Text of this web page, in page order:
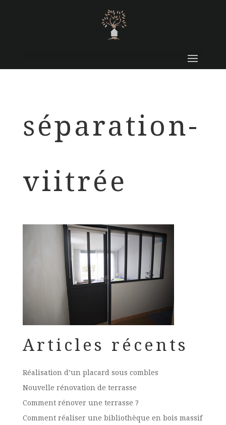
séparation-
viitrée
Articles récents
Réalisation d’un placard sous combles
Nouvelle rénovation de terrasse
Comment rénover une terrasse ?
Comment réaliser une bibliothèque en bois massif